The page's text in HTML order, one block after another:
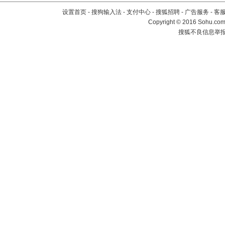
设置首页 - 搜狗输入法 - 支付中心 - 搜狐招聘 - 广告服务 - 客
Copyright©2016
搜狐不良信息举